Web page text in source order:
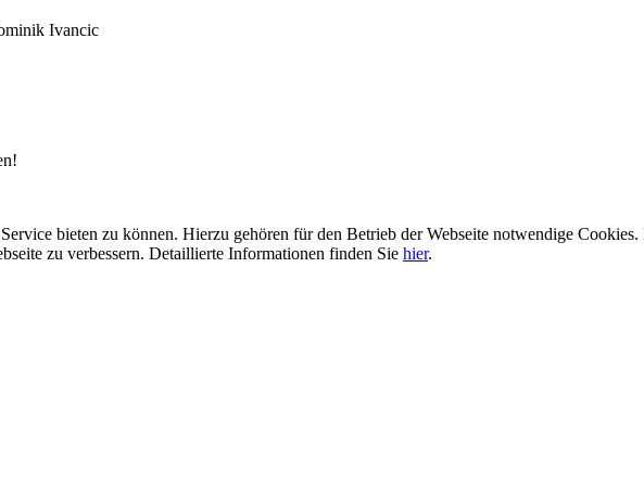
Ivancic
bieten zu können. Hierzu gehören für den Betrieb der Webseite notwendige
zu verbessern. Detaillierte Informationen finden Sie hier.